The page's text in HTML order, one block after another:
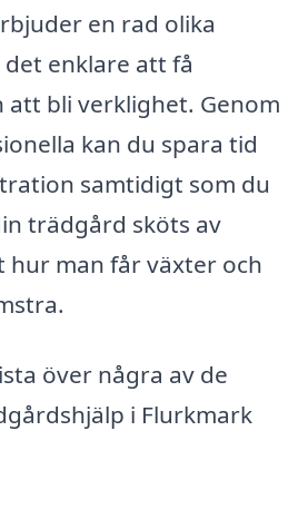
en rad olika
enklare att få
bli verklighet. Genom
kan du spara tid
samtidigt som du
trädgård sköts av
hur man får växter och
över några av de
i Flurkmark